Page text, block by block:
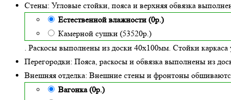
Стены: Угловые стойки, пояса и верхняя обвязка
Естественной влажности (0р.)
Камерной сушки (53520р.)
. Раскосы выполнены из доски 40х100мм. Стойки каркаса
Перегородки: Пояса, раскосы и обвязка выполнены из
Внешняя отделка: Внешние стены и фронтоны
Вагонка (0р.)